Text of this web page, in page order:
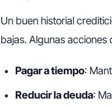
Un buen historial
bajas. Algunas
Pagar a tiempo:
Reducir la deuda: